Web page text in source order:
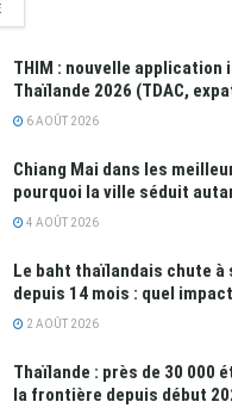
THIM : nouvelle application
Thaïlande 2026 (TDAC,
6 AOÛT 2026
Chiang Mai dans les
pourquoi la ville séduit
4 AOÛT 2026
Le baht thaïlandais chute à
depuis 14 mois : quel
2 AOÛT 2026
Thaïlande : près de 30 000
la frontière depuis début